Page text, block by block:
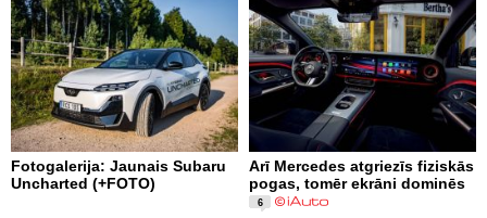
Fotogalerija: Jaunais Subaru
Uncharted (+FOTO)
Arī Mercedes atgriezīs fiziskās
pogas, tomēr ekrāni dominēs
6